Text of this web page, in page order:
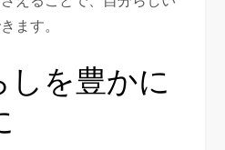
ます。
しを豊かに